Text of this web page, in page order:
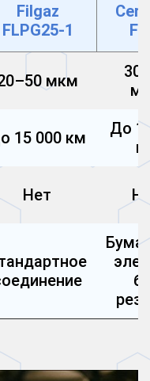
Filgaz
FLPG25-1
мкм
15 000 км
До
Нет